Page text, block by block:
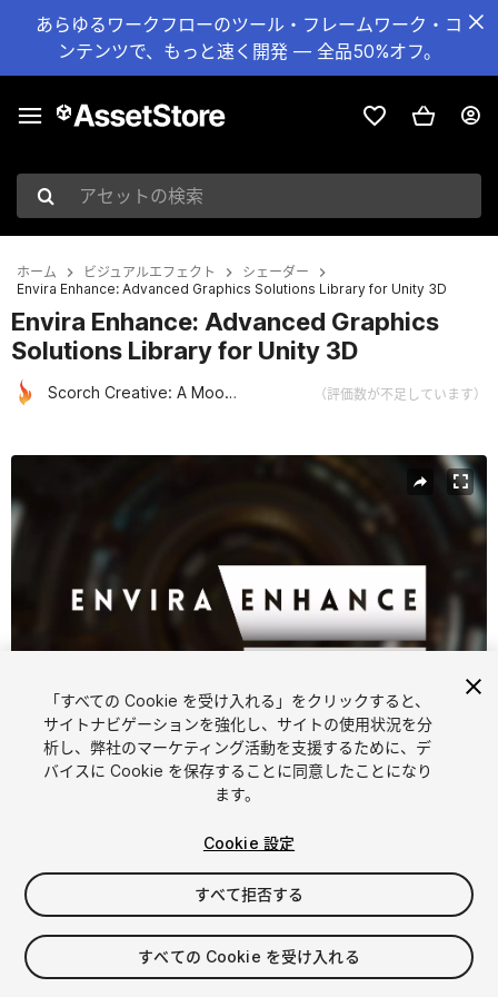
あらゆるワークフローのツール・フレームワーク・コ
ンテンツで、もっと速く開発 — 全品50%オフ。
アセットの検索
ホーム ビジュアルエフェクト
シェーダー
Envira Enhance: Advanced Graphics Solutions Library for Unity 3D
Envira Enhance: Advanced Graphics
Solutions Library for Unity 3D
Scorch Creative: A Moonlight Gameworks Studio （評価数が不足しています）
1/22
$35
消費税は決済時に計算されます
「すべての Cookie を受け入れる」をクリックすると、
サイトナビゲーションを強化し、サイトの使用状況を分
析し、弊社のマーケティング活動を支援するために、デ
バイスに Cookie を保存することに同意したことになり
ます。
Cookie 設定
すべて拒否する
すべての Cookie を受け入れる